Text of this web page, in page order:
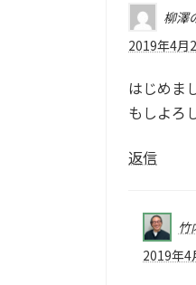
柳澤
2019年4月
はじめま
もしよろ
返信
竹
2019年4